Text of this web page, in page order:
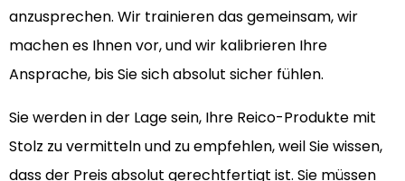
anzusprechen. Wir trainieren das gemeinsam, wir
machen es Ihnen vor, und wir kalibrieren Ihre
Ansprache, bis Sie sich absolut sicher fühlen.
Sie werden in der Lage sein, Ihre Reico-Produkte mit
Stolz zu vermitteln und zu empfehlen, weil Sie wissen,
dass der Preis absolut gerechtfertigt ist. Sie müssen